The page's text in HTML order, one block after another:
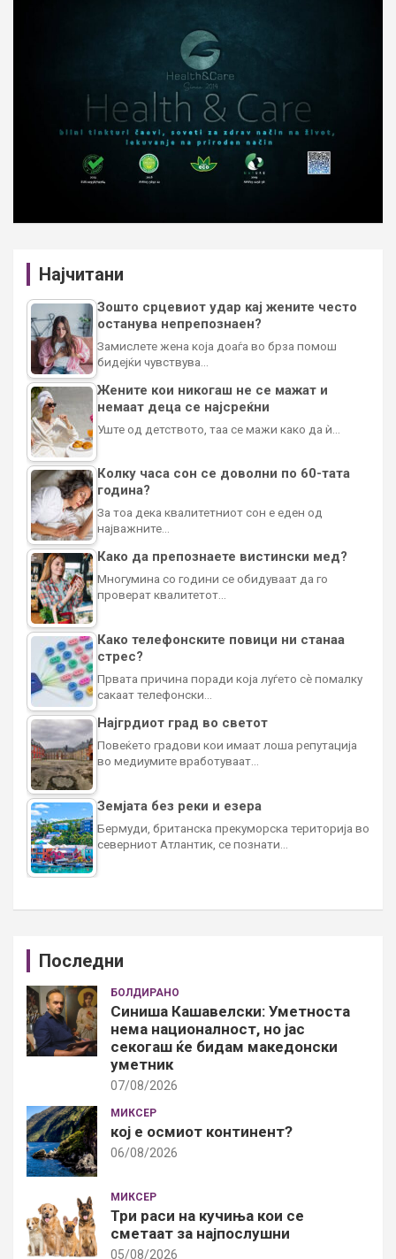
Најчитани
Зошто срцевиот удар кај жените често
останува непрепознаен?
Замислете жена која доаѓа во брза помош
бидејќи чувствува…
Жените кои никогаш не се мажат и
немаат деца се најсреќни
Уште од детството, таа се мажи како да ѝ…
Колку часа сон се доволни по 60-тата
година?
За тоа дека квалитетниот сон е еден од
најважните…
Како да препознаете вистински мед?
Многумина со години се обидуваат да го
проверат квалитетот…
Како телефонските повици ни станаа
стрес?
Првата причина поради која луѓето сè помалку
сакаат телефонски…
Најгрдиот град во светот
Повеќето градови кои имаат лоша репутација
во медиумите вработуваат…
Земјата без реки и езера
Бермуди, британска прекуморска територија во
северниот Атлантик, се познати…
Последни
БОЛДИРАНО
Синиша Кашавелски: Уметноста
нема националност, но јас
секогаш ќе бидам македонски
уметник
07/08/2026
МИКСЕР
кој е осмиот континент?
06/08/2026
МИКСЕР
Три раси на кучиња кои се
сметаат за најпослушни
05/08/2026